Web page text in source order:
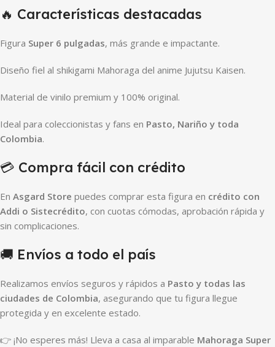
🔥 Características destacadas
Figura Super 6 pulgadas, más grande e impactante.
Diseño fiel al shikigami Mahoraga del anime Jujutsu Kaisen.
Material de vinilo premium y 100% original.
Ideal para coleccionistas y fans en Pasto, Nariño y toda
Colombia.
💳 Compra fácil con crédito
En Asgard Store puedes comprar esta figura en crédito con
Addi o Sistecrédito, con cuotas cómodas, aprobación rápida y
sin complicaciones.
🚚 Envíos a todo el país
Realizamos envíos seguros y rápidos a Pasto y todas las
ciudades de Colombia, asegurando que tu figura llegue
protegida y en excelente estado.
👉 ¡No esperes más! Lleva a casa al imparable Mahoraga Super